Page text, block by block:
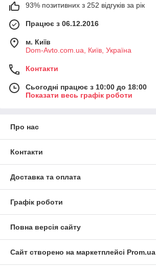
93% позитивних з 252 відгуків за рік
Працює з 06.12.2016
м. Київ
Dom-Avto.com.ua, Київ, Україна
Контакти
Сьогодні працює з 10:00 до 18:00
Показати весь графік роботи
Про нас
Контакти
Доставка та оплата
Графік роботи
Повна версія сайту
Сайт створено на маркетплейсі Prom.ua